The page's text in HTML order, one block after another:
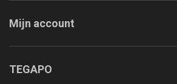
Mijn account
TEGAPO